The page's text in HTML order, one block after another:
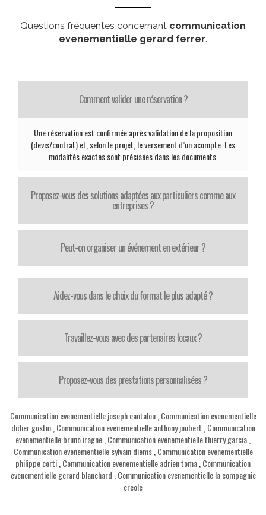
Questions fréquentes concernant communication
evenementielle gerard ferrer.
Comment valider une réservation ?
Une réservation est confirmée après validation de la proposition
(devis/contrat) et, selon le projet, le versement d’un acompte. Les
modalités exactes sont précisées dans les documents.
Proposez-vous des solutions adaptées aux particuliers comme aux
entreprises ?
Peut-on organiser un événement en extérieur ?
Aidez-vous dans le choix du format le plus adapté ?
Travaillez-vous avec des partenaires locaux ?
Proposez-vous des prestations personnalisées ?
Communication evenementielle joseph cantalou, Communication evenementielle
didier gustin, Communication evenementielle anthony joubert Communication
evenementielle bruno iragne Communication evenementielle thierry garcia
Communication evenementielle sylvain diems, Communication evenementielle
philippe corti Communication evenementielle adrien toma Communication
evenementielle gerard blanchard Communication evenementielle la compagnie
creole